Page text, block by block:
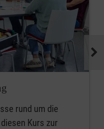
rund um die
Kurs zur